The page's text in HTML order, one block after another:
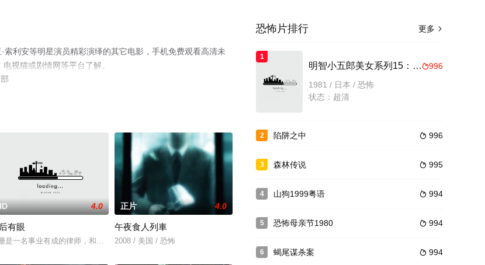
利安等明星演员精彩演绎的其它电影，手机免费观看高清未
视猫或剧情网等平台了解。
poacher only
的四名学生，他们为了完成期末作业，决定合拍一部恐怖片。拍摄过程中，怪事接连发生：荷兰女鬼的身影在片场徘徊，剧组人员突然被附身
4.0
有眼
是一名事业有成的律师，和女儿妮可尔过着相依为命的生活。离异的生活让家庭的重担全都压在了苏珊的肩上，为此，她只能工作再工作，日
正片 4.0
午夜食人列車
2008 / 美国 / 恐怖
更多 
恐怖片排行
1
996
明智小五郎美女系列15：镜地狱的美女江户川乱步的影男
1981 / 日本 / 恐怖
状态：超清
2  996
陷阱之中
3  995
森林传说
4  994
山狗1999粤语
5  994
恐怖母亲节1980
6  994
蝎尾谋杀案